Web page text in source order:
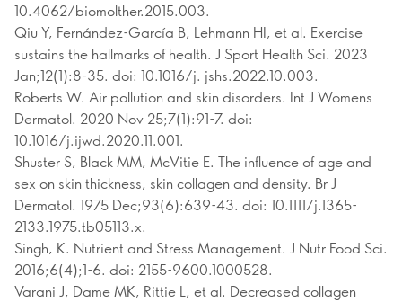
10.4062/biomolther.2015.003.
Qiu Y, Fernández-García B, Lehmann HI, et al. Exercise
sustains the hallmarks of health. J Sport Health Sci. 2023
Jan;12(1):8-35. doi: 10.1016/j. jshs.2022.10.003.
Roberts W. Air pollution and skin disorders. Int J Womens
Dermatol. 2020 Nov 25;7(1):91-7. doi:
10.1016/j.ijwd.2020.11.001.
Shuster S, Black MM, McVitie E. The influence of age and
sex on skin thickness, skin collagen and density. Br J
Dermatol. 1975 Dec;93(6):639-43. doi: 10.1111/j.1365-
2133.1975.tb05113.x.
Singh, K. Nutrient and Stress Management. J Nutr Food Sci.
2016;6(4);1-6. doi: 2155-9600.1000528.
Varani J, Dame MK, Rittie L, et al. Decreased collagen